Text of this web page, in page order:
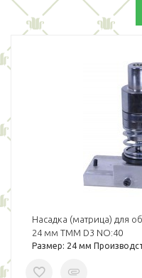
Насадка (матрица) для
24 мм TMM D3 NO:40
Размер: 24 мм